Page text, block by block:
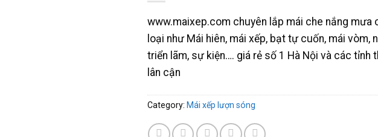
www.maixep.com chuyên lắp mái che nắng mưa
loại như Mái hiên, mái xếp, bạt tự cuốn, mái vòm,
triển lãm, sự kiện…. giá rẻ số 1 Hà Nội và các tỉnh
lân cận
Category: Mái xếp lượn sóng